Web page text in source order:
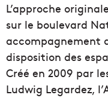
L’approche
sur le boulevard
accompagnement
disposition des
Créé en 2009 par
Ludwig Legardez,